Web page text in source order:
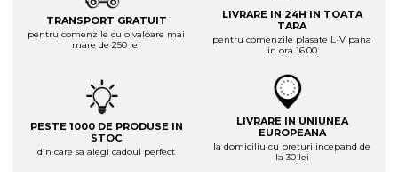
TRANSPORT GRATUIT
pentru comenzile cu o valoare mai
mare de 250 lei
LIVRARE IN 24H IN TOATA
TARA
pentru comenzile plasate L-V pana
in ora 16:00
PESTE 1000 DE PRODUSE IN
STOC
din care sa alegi cadoul perfect
LIVRARE IN UNIUNEA
EUROPEANA
la domiciliu cu preturi incepand de
la 30 lei